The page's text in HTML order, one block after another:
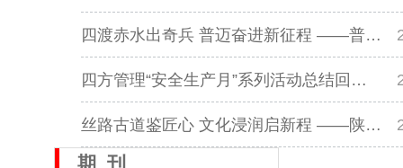
四渡赤水出奇兵 普迈奋进新征程 ——普…
四方管理“安全生产月”系列活动总结回…
丝路古道鉴匠心 文化浸润启新程 ——陕…
期 刊